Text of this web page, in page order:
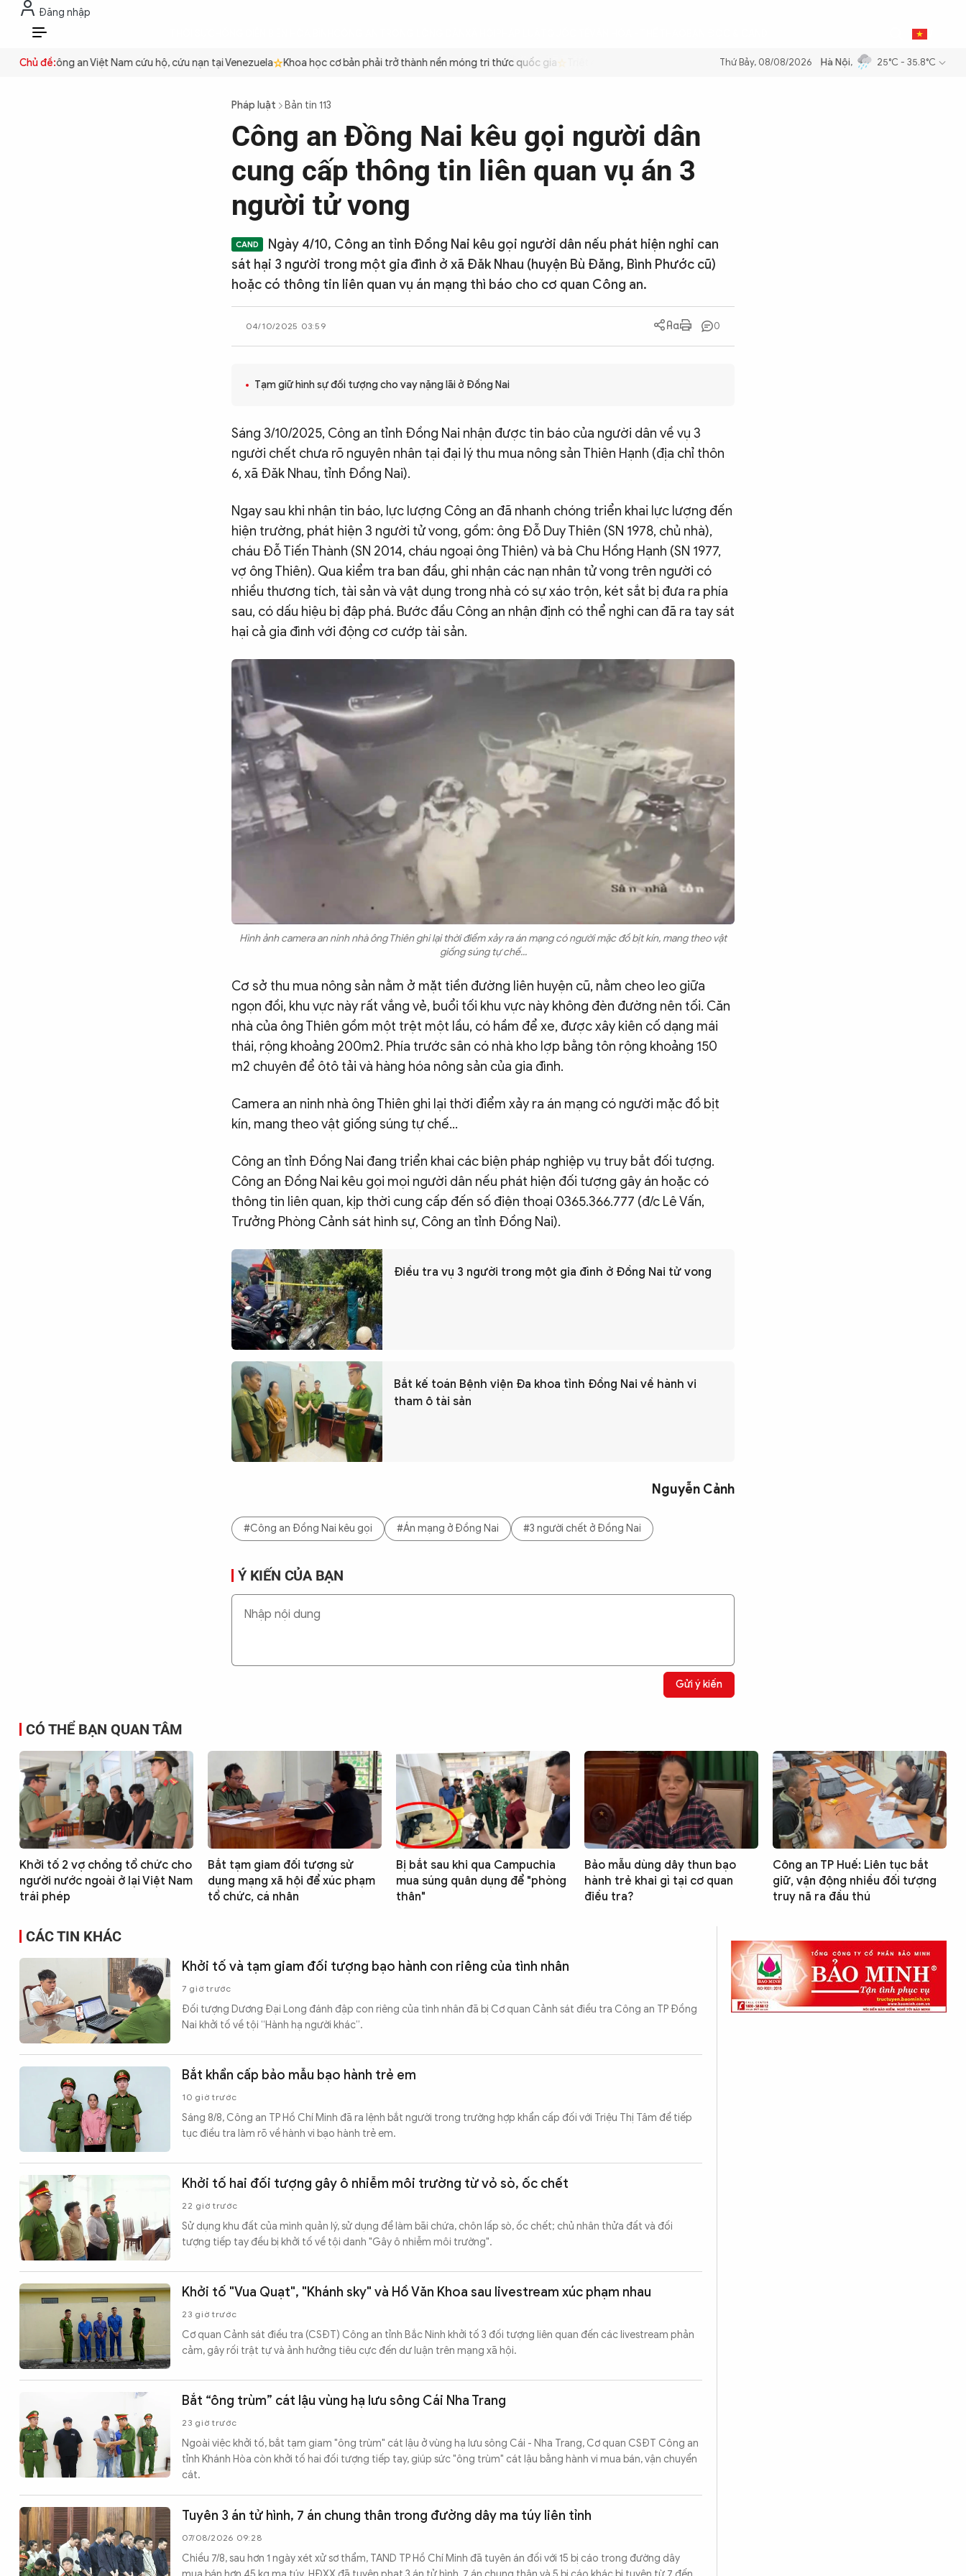
Đăng nhập
VI
Chủ đề:Công an Việt Nam cứu hộ, cứu nạn tại Venezuela Khoa học cơ bản phải trở thành nền móng tri thức quốc gia Triệt để tiết kiệm xăng dầu để đảm bảo an ninh năng lượng quốc gia Thực hiện Nghị
Thứ Bảy, 08/08/2026 Hà Nội, 25°C - 35.8°C
Pháp luật Bản tin 113
Công an Đồng Nai kêu gọi người dân
cung cấp thông tin liên quan vụ án 3
người tử vong
Ngày 4/10, Công an tỉnh Đồng Nai kêu gọi người dân nếu phát hiện nghi can
sát hại 3 người trong một gia đình ở xã Đăk Nhau (huyện Bù Đăng, Bình Phước cũ)
hoặc có thông tin liên quan vụ án mạng thì báo cho cơ quan Công an.
04/10/2025 03:59 0
Tạm giữ hình sự đối tượng cho vay nặng lãi ở Đồng Nai
Sáng 3/10/2025, Công an tỉnh Đồng Nai nhận được tin báo của người dân về vụ 3
người chết chưa rõ nguyên nhân tại đại lý thu mua nông sản Thiên Hạnh (địa chỉ thôn
6, xã Đăk Nhau, tỉnh Đồng Nai).
Ngay sau khi nhận tin báo, lực lượng Công an đã nhanh chóng triển khai lực lượng đến
hiện trường, phát hiện 3 người tử vong, gồm: ông Đỗ Duy Thiên (SN 1978, chủ nhà),
cháu Đỗ Tiến Thành (SN 2014, cháu ngoại ông Thiên) và bà Chu Hồng Hạnh (SN 1977,
vợ ông Thiên). Qua kiểm tra ban đầu, ghi nhận các nạn nhân tử vong trên người có
nhiều thương tích, tài sản và vật dụng trong nhà có sự xáo trộn, két sắt bị đưa ra phía
sau, có dấu hiệu bị đập phá. Bước đầu Công an nhận định có thể nghi can đã ra tay sát
hại cả gia đình với động cơ cướp tài sản.
Hình ảnh camera an ninh nhà ông Thiên ghi lại thời điểm xảy ra án mạng có người mặc đồ bịt kín, mang theo vật
giống súng tự chế...
Cơ sở thu mua nông sản nằm ở mặt tiền đường liên huyện cũ, nằm cheo leo giữa
ngọn đồi, khu vực này rất vắng vẻ, buổi tối khu vực này không đèn đường nên tối. Căn
nhà của ông Thiên gồm một trệt một lầu, có hầm để xe, được xây kiên cố dạng mái
thái, rộng khoảng 200m2. Phía trước sân có nhà kho lợp bằng tôn rộng khoảng 150
m2 chuyên để ôtô tải và hàng hóa nông sản của gia đình.
Camera an ninh nhà ông Thiên ghi lại thời điểm xảy ra án mạng có người mặc đồ bịt
kín, mang theo vật giống súng tự chế...
Công an tỉnh Đồng Nai đang triển khai các biện pháp nghiệp vụ truy bắt đối tượng.
Công an Đồng Nai kêu gọi mọi người dân nếu phát hiện đối tượng gây án hoặc có
thông tin liên quan, kịp thời cung cấp đến số điện thoại 0365.366.777 (đ/c Lê Vấn,
Trưởng Phòng Cảnh sát hình sự, Công an tỉnh Đồng Nai).
Điều tra vụ 3 người trong một gia đình ở Đồng Nai tử vong
Bắt kế toán Bệnh viện Đa khoa tỉnh Đồng Nai về hành vi
tham ô tài sản
Nguyễn Cảnh
#Công an Đồng Nai kêu gọi #Án mạng ở Đồng Nai #3 người chết ở Đồng Nai
Ý KIẾN CỦA BẠN
Gửi ý kiến
CÓ THỂ BẠN QUAN TÂM
Khởi tố 2 vợ chồng tổ chức cho
người nước ngoài ở lại Việt Nam
trái phép
Bắt tạm giam đối tượng sử
dụng mạng xã hội để xúc phạm
tổ chức, cá nhân
Bị bắt sau khi qua Campuchia
mua súng quân dụng để "phòng
thân"
Bảo mẫu dùng dây thun bạo
hành trẻ khai gì tại cơ quan
điều tra?
Công an TP Huế: Liên tục bắt
giữ, vận động nhiều đối tượng
truy nã ra đầu thú
CÁC TIN KHÁC
Khởi tố và tạm giam đối tượng bạo hành con riêng của tình nhân
7 giờ trước
Đối tượng Dương Đại Long đánh đập con riêng của tình nhân đã bị Cơ quan Cảnh sát điều tra Công an TP Đồng
Nai khởi tố về tội “Hành hạ người khác”.
Bắt khẩn cấp bảo mẫu bạo hành trẻ em
10 giờ trước
Sáng 8/8, Công an TP Hồ Chí Minh đã ra lệnh bắt người trong trường hợp khẩn cấp đối với Triệu Thị Tâm để tiếp
tục điều tra làm rõ về hành vi bạo hành trẻ em.
Khởi tố hai đối tượng gây ô nhiễm môi trường từ vỏ sò, ốc chết
22 giờ trước
Sử dụng khu đất của mình quản lý, sử dụng để làm bãi chứa, chôn lấp sò, ốc chết; chủ nhân thửa đất và đối
tượng tiếp tay đều bị khởi tố về tội danh "Gây ô nhiễm môi trường".
Khởi tố "Vua Quạt", "Khánh sky" và Hồ Văn Khoa sau livestream xúc phạm nhau
23 giờ trước
Cơ quan Cảnh sát điều tra (CSĐT) Công an tỉnh Bắc Ninh khởi tố 3 đối tượng liên quan đến các livestream phản
cảm, gây rối trật tự và ảnh hưởng tiêu cực đến dư luận trên mạng xã hội.
Bắt “ông trùm” cát lậu vùng hạ lưu sông Cái Nha Trang
23 giờ trước
Ngoài việc khởi tố, bắt tạm giam "ông trùm" cát lậu ở vùng hạ lưu sông Cái - Nha Trang, Cơ quan CSĐT Công an
tỉnh Khánh Hòa còn khởi tố hai đối tượng tiếp tay, giúp sức "ông trùm" cát lậu bằng hành vi mua bán, vận chuyển
cát.
Tuyên 3 án tử hình, 7 án chung thân trong đường dây ma túy liên tỉnh
07/08/2026 09:28
Chiều 7/8, sau hơn 1 ngày xét xử sơ thẩm, TAND TP Hồ Chí Minh đã tuyên án đối với 15 bị cáo trong đường dây